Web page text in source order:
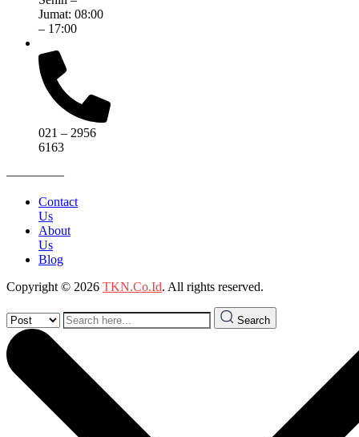
Jumat: 08:00
– 17:00
021 – 2956
6163
————–
Contact
Us
About
Us
Blog
Copyright © 2026 TKN.Co.Id. All rights reserved.
Search